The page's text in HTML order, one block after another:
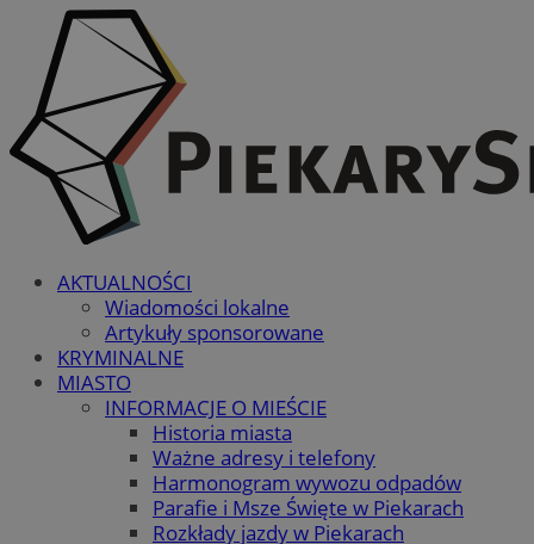
AKTUALNOŚCI
Wiadomości lokalne
Artykuły sponsorowane
KRYMINALNE
MIASTO
INFORMACJE O MIEŚCIE
Historia miasta
Ważne adresy i telefony
Harmonogram wywozu odpadów
Parafie i Msze Święte w Piekarach
Rozkłady jazdy w Piekarach